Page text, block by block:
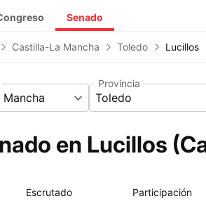
Senado
Castilla-La Mancha Toledo Lucillos
Toledo
Provincia
en Lucillos
Escrutado
Participación